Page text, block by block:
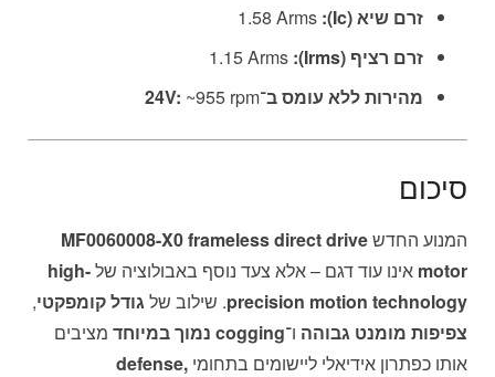
זרם שיא (Ic):
זרם רציף (Irms):
מהירות ללא עומס ב־24V:‎~955 rpm
סיכום
המנוע החדשMF0060008-X0 frameless direct drive
motor אינו עוד דגם – אלא צעד נוסף באבולוציה שלhigh-
precision motion technology. שילוב שלגודל קומפקטי,
צפיפות מומנט גבוהה ו־cogging נמוך במיוחד
מציבים
אותו כפתרון אידיאלי ליישומים בתחומי defense,